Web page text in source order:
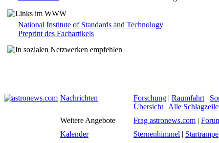
National Institute of Standards and Technology
Preprint des Fachartikels
Nachrichten Forschung | Raumfahrt |
Übersicht | Alle
Weitere Angebote
Frag astronews.com |
Kalender
Sternenhimmel | Startrampe